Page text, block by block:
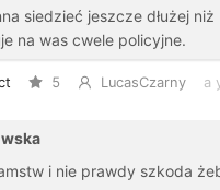
siedzieć jeszcze dłużej
na was cwele policyjne.
5 LucasCzarny a
i nie prawdy szkoda